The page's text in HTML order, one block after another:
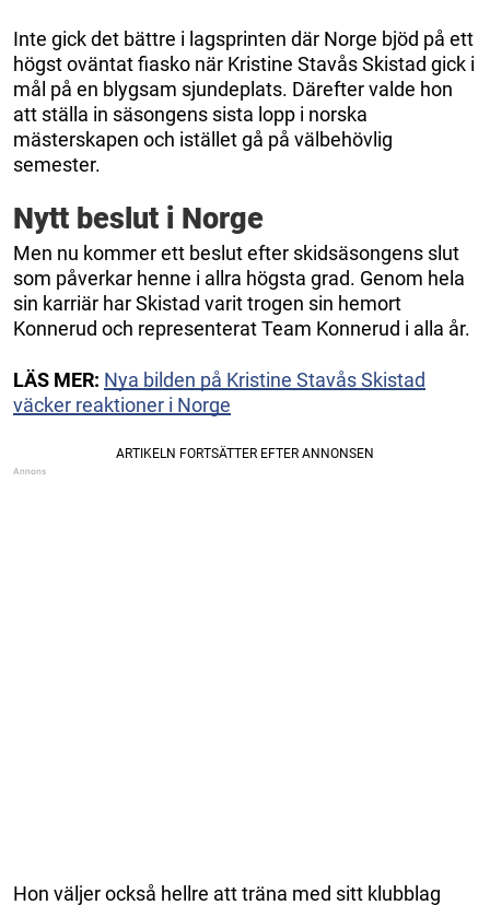
Inte gick det bättre i lagsprinten där Norge bjöd på ett
högst oväntat fiasko när Kristine Stavås Skistad gick i
mål på en blygsam sjundeplats. Därefter valde hon
att ställa in säsongens sista lopp i norska
mästerskapen och istället gå på välbehövlig
semester.
Nytt beslut i Norge
Men nu kommer ett beslut efter skidsäsongens slut
som påverkar henne i allra högsta grad. Genom hela
sin karriär har Skistad varit trogen sin hemort
Konnerud och representerat Team Konnerud i alla år.
LÄS MER: Nya bilden på Kristine Stavås Skistad
väcker reaktioner i Norge
Hon väljer också hellre att träna med sitt klubblag